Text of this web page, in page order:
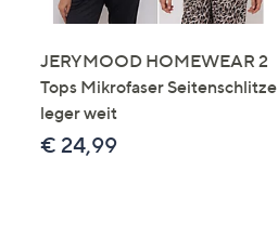
JERYMOOD HOMEWEAR 2
Tops Mikrofaser Seitenschlitze
leger weit
€ 24,99